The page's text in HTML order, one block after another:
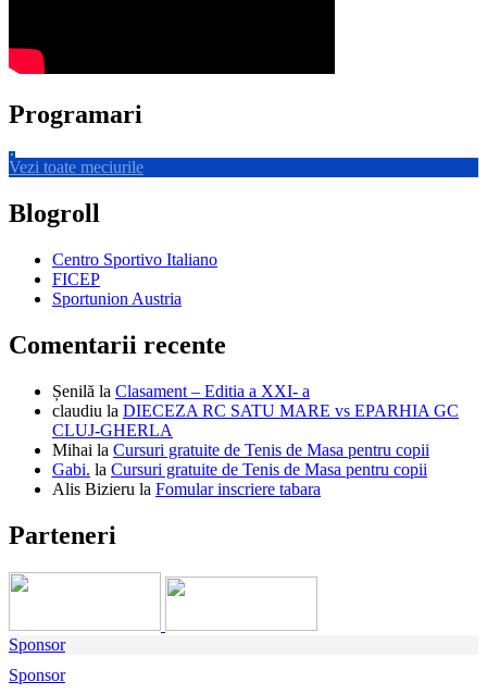
Programari
Vezi toate meciurile
Blogroll
Centro Sportivo Italiano
FICEP
Sportunion Austria
Comentarii recente
Șenilă la Clasament – Editia a XXI- a
claudiu la DIECEZA RC SATU MARE vs EPARHIA GC
CLUJ-GHERLA
Mihai la Cursuri gratuite de Tenis de Masa pentru copii
Gabi. la Cursuri gratuite de Tenis de Masa pentru copii
Alis Bizieru la Fomular inscriere tabara
Parteneri
Sponsor
Sponsor